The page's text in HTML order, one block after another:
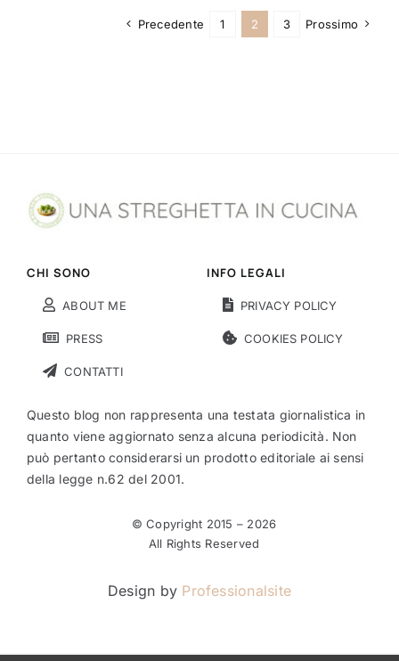
Precedente 1 2 3 Prossimo
CHI SONO
ABOUT ME
PRESS
CONTATTI
INFO LEGALI
PRIVACY POLICY
COOKIES POLICY
Questo blog non rappresenta una testata giornalistica in
quanto viene aggiornato senza alcuna periodicità. Non
può pertanto considerarsi un prodotto editoriale ai sensi
della legge n.62 del 2001.
© Copyright 2015 – 2026
All Rights Reserved
Design by Professionalsite